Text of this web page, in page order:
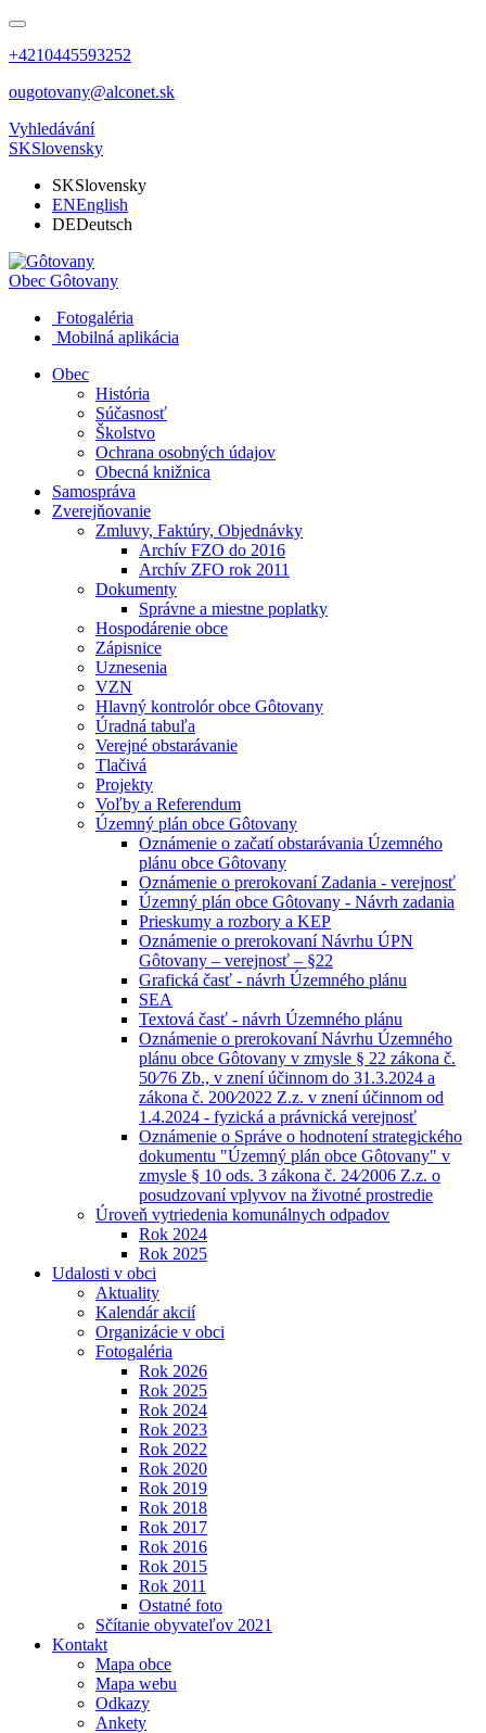
+4210445593252
ougotovany@alconet.sk
Vyhledávání
SKSlovensky
SKSlovensky
ENEnglish
DEDeutsch
Obec Gôtovany
Fotogaléria
Mobilná aplikácia
Obec
História
Súčasnosť
Školstvo
Ochrana osobných údajov
Obecná knižnica
Samospráva
Zverejňovanie
Zmluvy, Faktúry, Objednávky
Archív FZO do 2016
Archív ZFO rok 2011
Dokumenty
Správne a miestne poplatky
Hospodárenie obce
Zápisnice
Uznesenia
VZN
Hlavný kontrolór obce Gôtovany
Úradná tabuľa
Verejné obstarávanie
Tlačivá
Projekty
Voľby a Referendum
Územný plán obce Gôtovany
Oznámenie o začatí obstarávania Územného
plánu obce Gôtovany
Oznámenie o prerokovaní Zadania - verejnosť
Územný plán obce Gôtovany - Návrh zadania
Prieskumy a rozbory a KEP
Oznámenie o prerokovaní Návrhu ÚPN
Gôtovany – verejnosť – §22
Grafická časť - návrh Územného plánu
SEA
Textová časť - návrh Územného plánu
Oznámenie o prerokovaní Návrhu Územného
plánu obce Gôtovany v zmysle § 22 zákona č.
50⁄76 Zb., v znení účinnom do 31.3.2024 a
zákona č. 200⁄2022 Z.z. v znení účinnom od
1.4.2024 - fyzická a právnická verejnosť
Oznámenie o Správe o hodnotení strategického
dokumentu "Územný plán obce Gôtovany" v
zmysle § 10 ods. 3 zákona č. 24⁄2006 Z.z. o
posudzovaní vplyvov na životné prostredie
Úroveň vytriedenia komunálnych odpadov
Rok 2024
Rok 2025
Udalosti v obci
Aktuality
Kalendár akcií
Organizácie v obci
Fotogaléria
Rok 2026
Rok 2025
Rok 2024
Rok 2023
Rok 2022
Rok 2020
Rok 2019
Rok 2018
Rok 2017
Rok 2016
Rok 2015
Rok 2011
Ostatné foto
Sčítanie obyvateľov 2021
Kontakt
Mapa obce
Mapa webu
Odkazy
Ankety